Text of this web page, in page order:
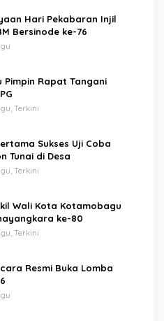
Hari Pekabaran Injil
Bersinode ke-76
Rapat Tangani
Terkini
Sukses Uji Coba
Tunai di Desa
Terkini
Wali Kota Kotamobagu
ke-80
Terkini
Resmi Buka Lomba